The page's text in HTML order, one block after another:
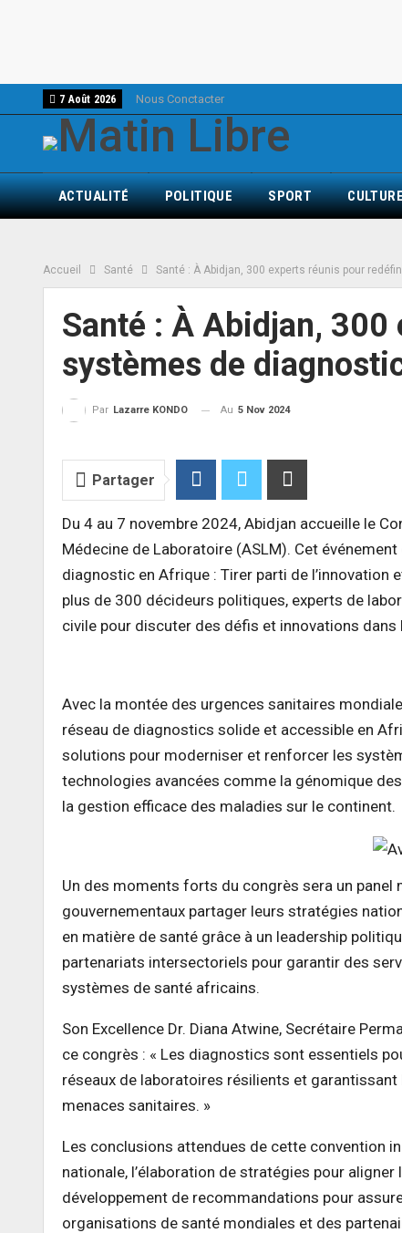
7 Août 2026 Nous Conctacter
ACTUALITÉ POLITIQUE SPORT
Accueil Santé Santé : À Abidjan, 300 experts réunis pour
Santé : À Abidjan,
systèmes de
Par Lazarre KONDO Au 5 Nov 2024
Partager
Du 4 au 7 novembre 2024, Abidjan accueille le
Médecine de Laboratoire (ASLM). Cet
diagnostic en Afrique : Tirer parti de l’innovation
plus de 300 décideurs politiques, experts de
civile pour discuter des défis et innovations
Avec la montée des urgences sanitaires
réseau de diagnostics solide et accessible en
solutions pour moderniser et renforcer les
technologies avancées comme la génomique
la gestion efficace des maladies sur le continent.
Un des moments forts du congrès sera un
gouvernementaux partager leurs stratégies
en matière de santé grâce à un leadership
partenariats intersectoriels pour garantir des
systèmes de santé africains.
Son Excellence Dr. Diana Atwine, Secrétaire
ce congrès : « Les diagnostics sont essentiels
réseaux de laboratoires résilients et
menaces sanitaires. »
Les conclusions attendues de cette convention
nationale, l’élaboration de stratégies pour
développement de recommandations pour
organisations de santé mondiales et des